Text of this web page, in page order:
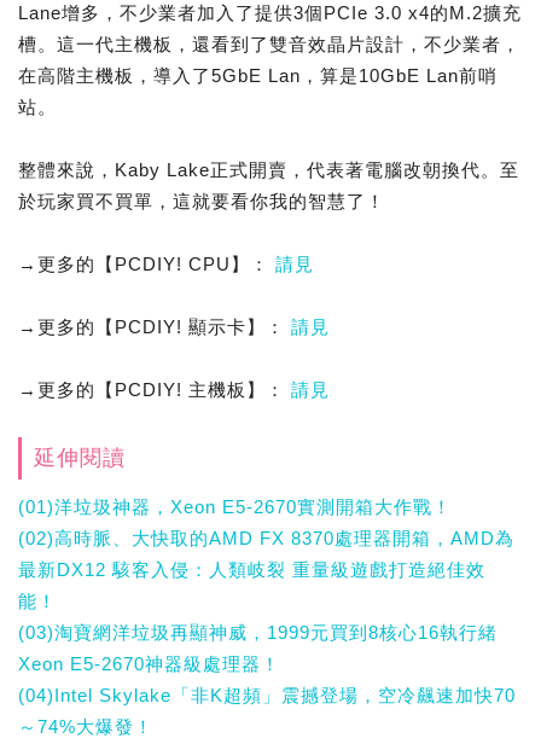
Lane增多，不少業者加入了提供3個PCIe 3.0 x4的M.2擴充
槽。這一代主機板，還看到了雙音效晶片設計，不少業者，
在高階主機板，導入了5GbE Lan，算是10GbE Lan前哨
站。
整體來說，Kaby Lake正式開賣，代表著電腦改朝換代。至
於玩家買不買單，這就要看你我的智慧了！
→更多的【PCDIY! CPU】： 請見
→更多的【PCDIY! 顯示卡】： 請見
→更多的【PCDIY! 主機板】： 請見
延伸閱讀
(01)洋垃圾神器，Xeon E5-2670實測開箱大作戰！
(02)高時脈、大快取的AMD FX 8370處理器開箱，AMD為
最新DX12 駭客入侵：人類岐裂 重量級遊戲打造絕佳效
能！
(03)淘寶網洋垃圾再顯神威，1999元買到8核心16執行緒
Xeon E5-2670神器級處理器！
(04)Intel Skylake「非K超頻」震撼登場，空冷飆速加快70
～74%大爆發！